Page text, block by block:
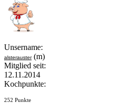
Unsername:
alsterauster(m)
Mitglied seit:
12.11.2014
Kochpunkte:
252 Punkte